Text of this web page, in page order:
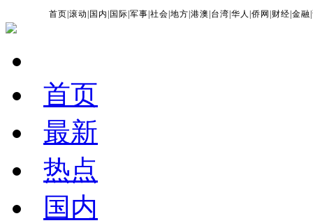
首页 |滚动 国内 国际 |军事 |社会 |地方 |港澳 台湾 |华人 |侨网 财经 |金融 |
首页
最新
热点
国内